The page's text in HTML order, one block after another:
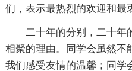
们，表示最热烈的欢迎和最
二十年的分别，二十年
相聚的理由。同学会虽然不
我们感受友情的温馨；同学